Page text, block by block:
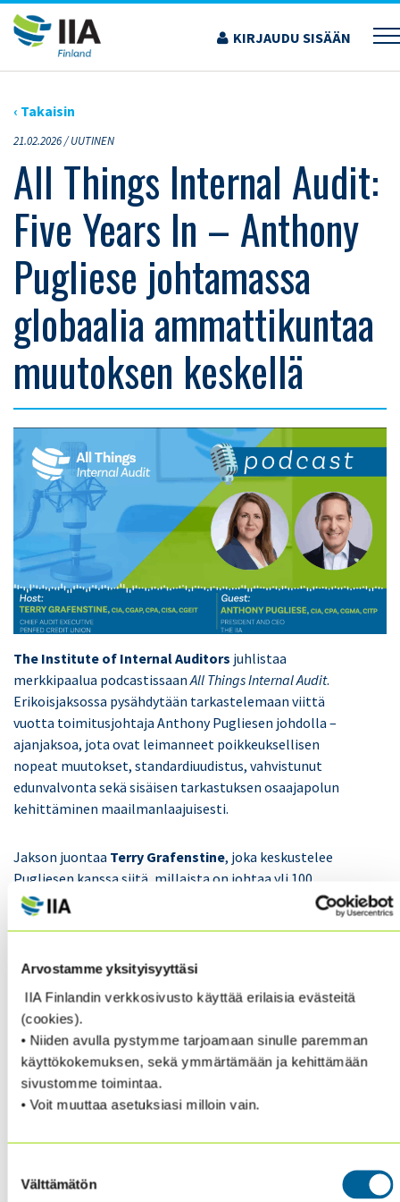
Arvostamme yksityisyyttäsi
IIA Finlandin verkkosivusto käyttää erilaisia evästeitä
(cookies).
• Niiden avulla pystymme tarjoamaan sinulle paremman
käyttökokemuksen, sekä ymmärtämään ja kehittämään
sivustomme toimintaa.
• Voit muuttaa asetuksiasi milloin vain.
valinta
Välttämätön
Siirry
sisältöön
KIRJAUDU SISÄÄN
›ARTIKKELIT›ALL THINGS INTERNAL AUDIT: FIVE YEARS IN – ANTHONY PUGLIESE
JOHTAMASSA GLOBAALIA AMMATTIKUNTAA MUUTOKSEN KESKELLÄ
‹ Takaisin
21.02.2026 /UUTINEN
All Things Internal Audit:
Five Years In – Anthony
Pugliese johtamassa
globaalia ammattikuntaa
muutoksen keskellä
The Institute of Internal Auditors juhlistaa
merkkipaalua podcastissaanAll Things Internal Audit.
Erikoisjaksossa pysähdytään tarkastelemaan viittä
vuotta toimitusjohtaja Anthony Pugliesen johdolla –
ajanjaksoa, jota ovat leimanneet poikkeuksellisen
nopeat muutokset, standardiuudistus, vahvistunut
edunvalvonta sekä sisäisen tarkastuksen osaajapolun
kehittäminen maailmanlaajuisesti.
Jakson juontaa Terry Grafenstine, joka keskustelee
Pugliesen kanssa siitä, millaista on johtaa yli 100
maassa toimivaa globaalia ammattiyhteisöä aikana,
jolloin toimintaympäristö, teknologia ja odotukset
KESKEISIÄ TEEMOJA JAKSOSSA
🔹 Viisi vuotta johtajuutta:
mitä on opittu ja miten
ammattikunta on kehittynyt
🔹Globaalin järjestön johtaminen:
vaikutusvallalla
monimuotoisuus
edunvalvonta: